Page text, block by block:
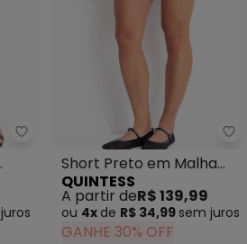
Quintess - Short Caramelo em
juros
Short Preto em Malha
Scuba
QUINTESS
A partir deR$ 139,99
ou 4x de R$ 34,99 sem juros
GANHE 30% OFF